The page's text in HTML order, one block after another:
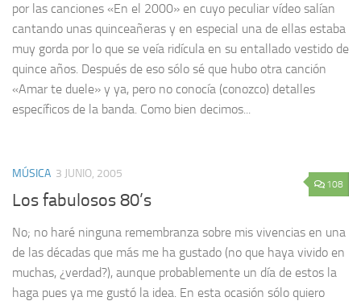
por las canciones «En el 2000» en cuyo peculiar vídeo salían
cantando unas quinceañeras y en especial una de ellas estaba
muy gorda por lo que se veía ridícula en su entallado vestido de
quince años. Después de eso sólo sé que hubo otra canción
«Amar te duele» y ya, pero no conocía (conozco) detalles
específicos de la banda. Como bien decimos...
108
MÚSICA 3 JUNIO, 2005
Los fabulosos 80’s
No; no haré ninguna remembranza sobre mis vivencias en una
de las décadas que más me ha gustado (no que haya vivido en
muchas, ¿verdad?), aunque probablemente un día de estos la
haga pues ya me gustó la idea. En esta ocasión sólo quiero